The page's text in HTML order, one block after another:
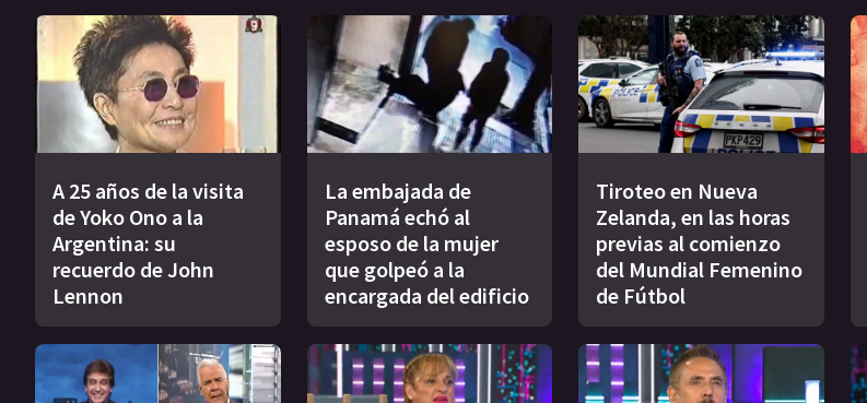
A 25 años de la visita
de Yoko Ono a la
Argentina: su
recuerdo de John
Lennon
La embajada de
Panamá echó al
esposo de la mujer
que golpeó a la
encargada del edificio
Tiroteo en Nueva
Zelanda, en las horas
previas al comienzo
del Mundial Femenino
de Fútbol